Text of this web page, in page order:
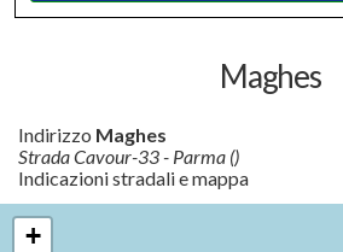
Maghes
Indirizzo Maghes
Strada Cavour-33 - Parma ()
Indicazioni stradali e mappa
+